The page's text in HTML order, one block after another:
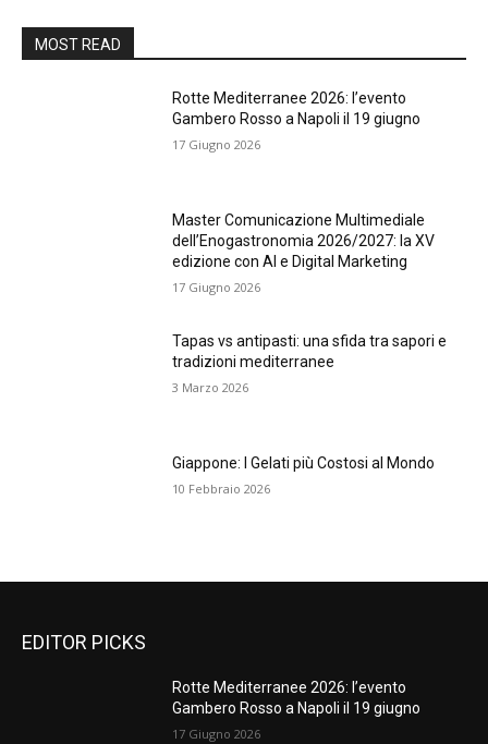
MOST READ
Rotte Mediterranee 2026: l’evento
Gambero Rosso a Napoli il 19 giugno
17 Giugno 2026
Master Comunicazione Multimediale
dell’Enogastronomia 2026/2027: la XV
edizione con AI e Digital Marketing
17 Giugno 2026
Tapas vs antipasti: una sfida tra sapori e
tradizioni mediterranee
3 Marzo 2026
Giappone: I Gelati più Costosi al Mondo
10 Febbraio 2026
EDITOR PICKS
Rotte Mediterranee 2026: l’evento
Gambero Rosso a Napoli il 19 giugno
17 Giugno 2026